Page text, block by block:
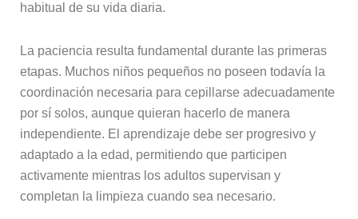
habitual de su vida diaria.
La paciencia resulta fundamental durante las primeras
etapas. Muchos niños pequeños no poseen todavía la
coordinación necesaria para cepillarse adecuadamente
por sí solos, aunque quieran hacerlo de manera
independiente. El aprendizaje debe ser progresivo y
adaptado a la edad, permitiendo que participen
activamente mientras los adultos supervisan y
completan la limpieza cuando sea necesario.